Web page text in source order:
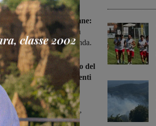
e bloccato il giovane:
a minacciare di morte la
stata ricostruita la vicenda.
ma al compimento del
dei suoi comportamenti
del giovane che,
Quasi
abitazione di Firenze,
continuamente al